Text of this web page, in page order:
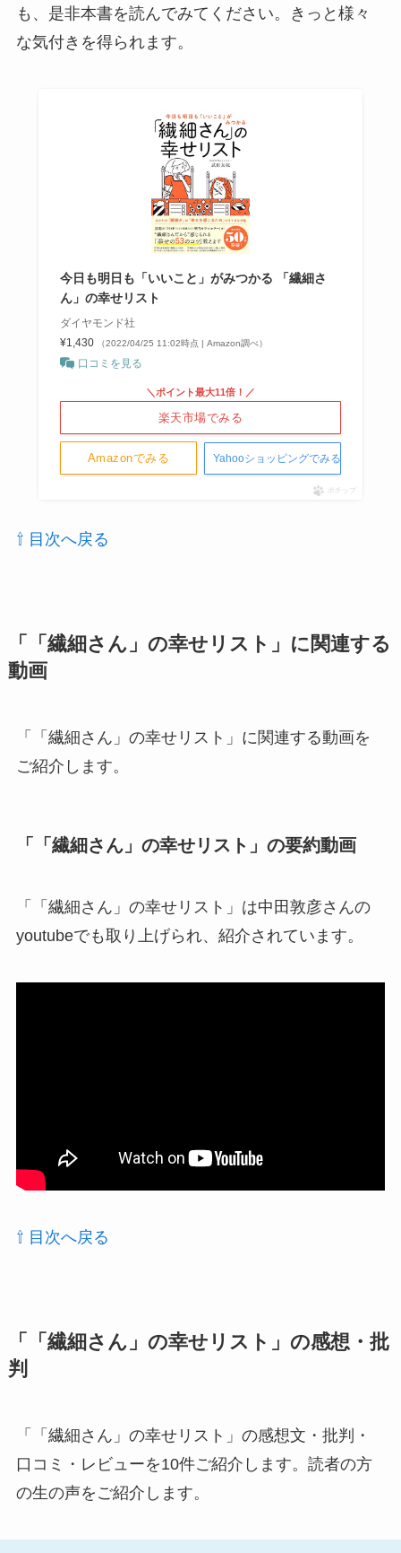
も、是非本書を読んでみてください。きっと様々
な気付きを得られます。
今日も明日も「いいこと」がみつかる 「繊細さ
ん」の幸せリスト
ダイヤモンド社
¥1,430
（2022/04/25 11:02時点 | Amazon調べ）
口コミを見る
Amazonでみる
＼ポイント最大11倍！／
楽天市場でみる
Yahooショッピングでみる
ポチップ
⇧ 目次へ戻る
「「繊細さん」の幸せリスト」に関連する
動画
「「繊細さん」の幸せリスト」に関連する動画を
ご紹介します。
「「繊細さん」の幸せリスト」の要約動画
「「繊細さん」の幸せリスト」は中田敦彦さんの
youtubeでも取り上げられ、紹介されています。
⇧ 目次へ戻る
「「繊細さん」の幸せリスト」の感想・批
判
「「繊細さん」の幸せリスト」の感想文・批判・
口コミ・レビューを10件ご紹介します。読者の方
の生の声をご紹介します。